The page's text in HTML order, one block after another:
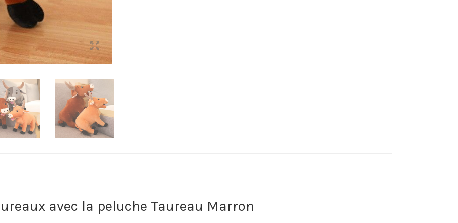
avec la peluche Taureau Marron